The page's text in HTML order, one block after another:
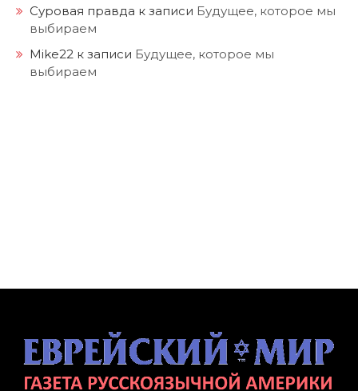
Суровая правда к записи Будущее, которое мы
выбираем
Mike22 к записи Будущее, которое мы
выбираем